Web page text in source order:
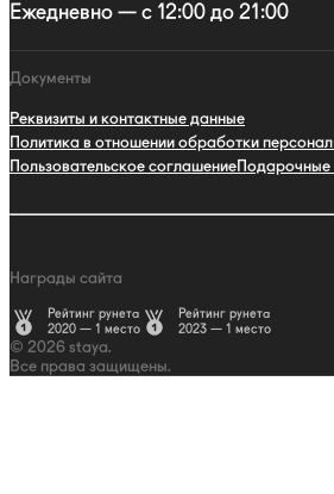
Ежедневно — с 12:00 до 21:00
Документы
Реквизиты и контактные данные
Политика в отношении обработки
Пользовательское соглашениеПодарочные
Награды сайта
Рейтинг рунета
2020 — 1 место
Рейтинг рунета
2023 — 1 место
© 2026 staya.
Все права защищены.